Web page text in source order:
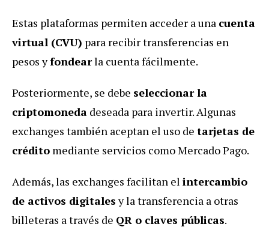
Estas plataformas permiten acceder a una cuenta
virtual (CVU) para recibir transferencias en
pesos yfondearla cuenta fácilmente.
Posteriormente, se debe seleccionar la
criptomoneda deseada para invertir. Algunas
exchanges también aceptan el uso de tarjetas de
crédito mediante servicios como Mercado Pago.
Además, las exchanges facilitan el intercambio
de activos digitalesy la transferencia a otras
billeteras a través de QR o claves públicas.